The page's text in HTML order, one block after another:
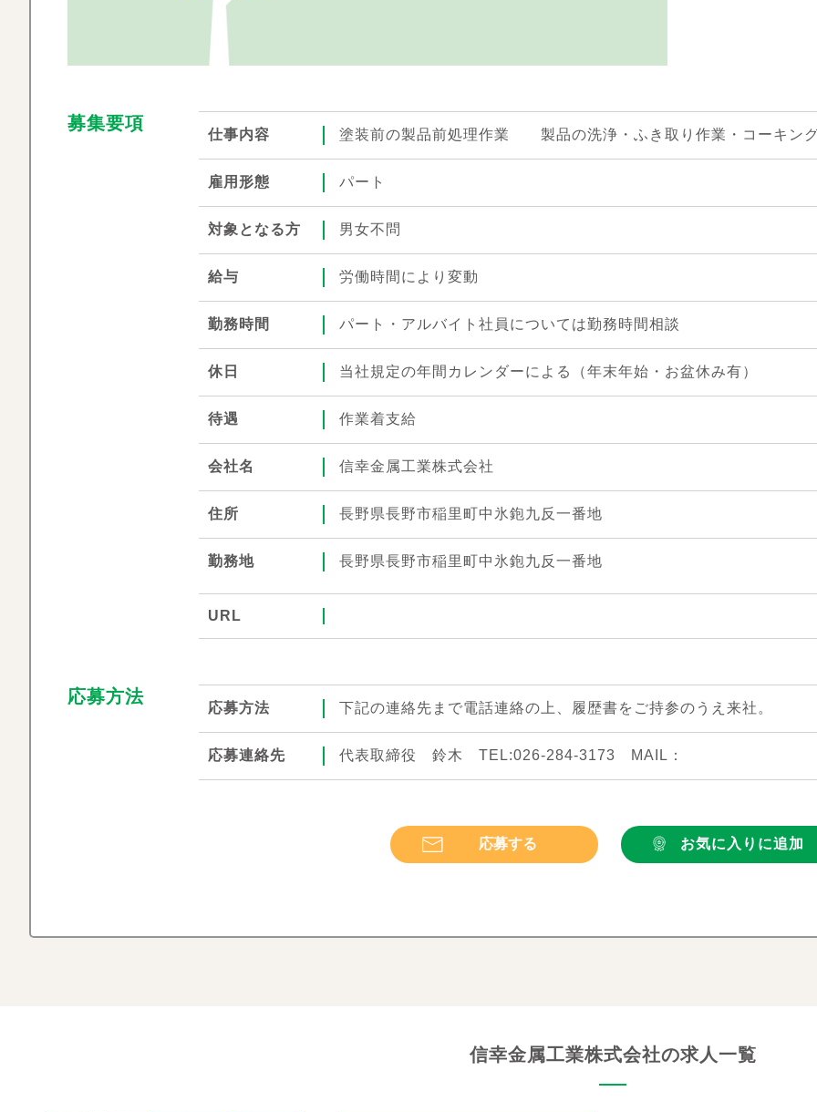
募集要項
仕事内容 塗装前の製品前処理作業 製品の洗浄・ふき取り作業・コーキン
雇用形態 パート
対象となる方 男女不問
給与 労働時間により変動
勤務時間 パート・アルバイト社員については勤務時間相談
休日 当社規定の年間カレンダーによる（年末年始・お盆休み有）
待遇 作業着支給
会社名 信幸金属工業株式会社
住所 長野県長野市稲里町中氷鉋九反一番地
勤務地 長野県長野市稲里町中氷鉋九反一番地
URL
応募方法
応募方法 下記の連絡先まで電話連絡の上、履歴書をご持参のうえ来社。
応募連絡先 代表取締役 鈴木 TEL:026-284-3173 MAIL：
応募する お気に入りに追加
信幸金属工業株式会社の求人一覧